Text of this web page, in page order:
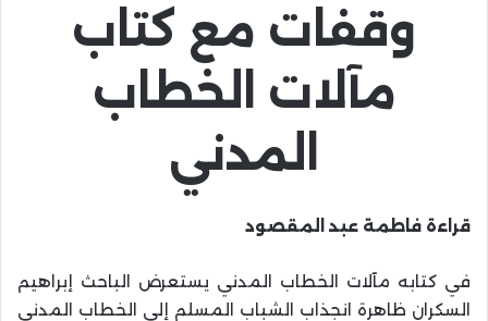
وقفات مع كتاب
مآلات الخطاب
المدني
قراءة فاطمة عبد المقصود
في كتابه مآلات الخطاب المدني يستعرض الباحث إبراهيم
السكران ظاهرة انجذاب الشباب المسلم إلى الخطاب المدني